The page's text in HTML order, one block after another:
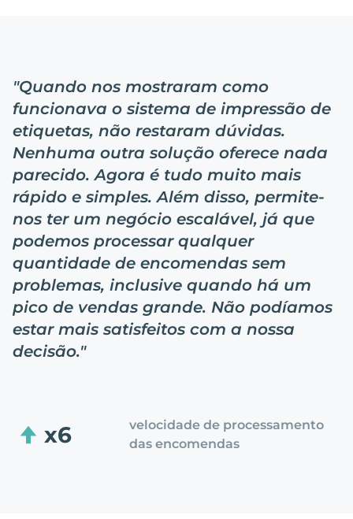
"Quando nos mostraram como
funcionava o sistema de impressão de
etiquetas, não restaram dúvidas.
Nenhuma outra solução oferece nada
parecido. Agora é tudo muito mais
rápido e simples. Além disso, permite-
nos ter um negócio escalável, já que
podemos processar qualquer
quantidade de encomendas sem
problemas, inclusive quando há um
pico de vendas grande. Não podíamos
estar mais satisfeitos com a nossa
decisão."
x6
velocidade de processamento
das encomendas